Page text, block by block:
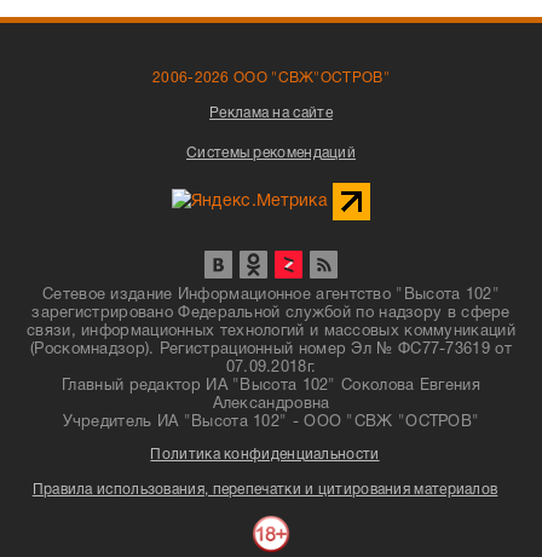
2006-2026 ООО "СВЖ"ОСТРОВ"
Реклама на сайте
Системы рекомендаций
Сетевое издание Информационное агентство "Высота 102"
зарегистрировано Федеральной службой по надзору в сфере
связи, информационных технологий и массовых коммуникаций
(Роскомнадзор). Регистрационный номер Эл № ФС77-73619 от
07.09.2018г.
Главный редактор ИА "Высота 102" Соколова Евгения
Александровна
Учредитель ИА "Высота 102" - ООО "СВЖ "ОСТРОВ"
Политика конфиденциальности
Правила использования, перепечатки и цитирования материалов